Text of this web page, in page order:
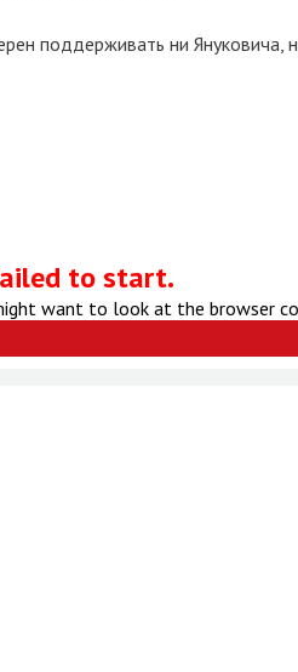
поддерживать ни
to start.
want to look at the browser